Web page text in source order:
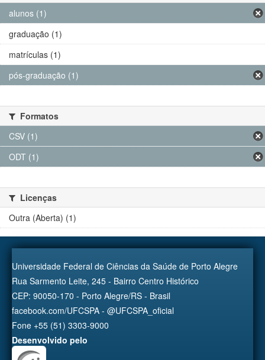
alunos (1)
graduação (1)
matrículas (1)
pós-graduação (1)
Formatos
CSV (1)
ODT (1)
Licenças
Outra (Aberta) (1)
Universidade Federal de Ciências da Saúde de Porto Alegre
Rua Sarmento Leite, 245 - Bairro Centro Histórico
CEP: 90050-170 - Porto Alegre/RS - Brasil
facebook.com/UFCSPA - @UFCSPA_oficial
Fone +55 (51) 3303-9000
Desenvolvido pelo